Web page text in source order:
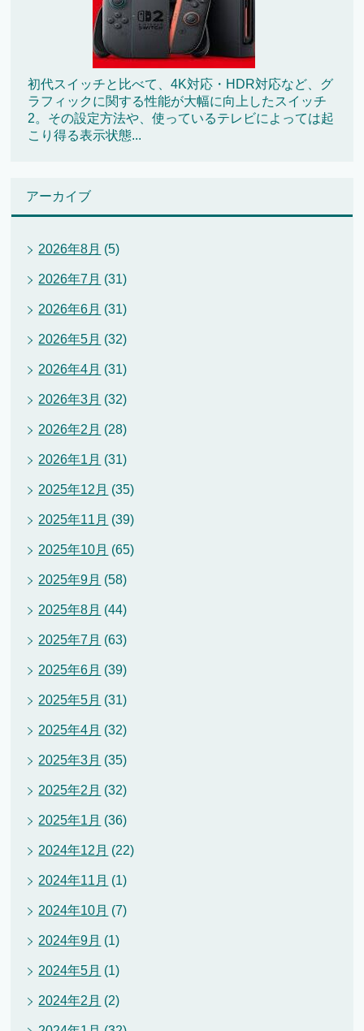
初代スイッチと比べて、4K対応・HDR対応など、グ
ラフィックに関する性能が大幅に向上したスイッチ
2。その設定方法や、使っているテレビによっては起
こり得る表示状態...
アーカイブ
2026年8月 (5)
2026年7月 (31)
2026年6月 (31)
2026年5月 (32)
2026年4月 (31)
2026年3月 (32)
2026年2月 (28)
2026年1月 (31)
2025年12月 (35)
2025年11月 (39)
2025年10月 (65)
2025年9月 (58)
2025年8月 (44)
2025年7月 (63)
2025年6月 (39)
2025年5月 (31)
2025年4月 (32)
2025年3月 (35)
2025年2月 (32)
2025年1月 (36)
2024年12月 (22)
2024年11月 (1)
2024年10月 (7)
2024年9月 (1)
2024年5月 (1)
2024年2月 (2)